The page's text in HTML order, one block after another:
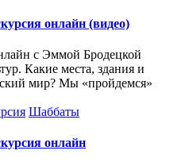
онлайн (видео)
с Эммой Бродецкой
Какие места, здания и
мир? Мы «пройдемся»
Шаббаты
онлайн